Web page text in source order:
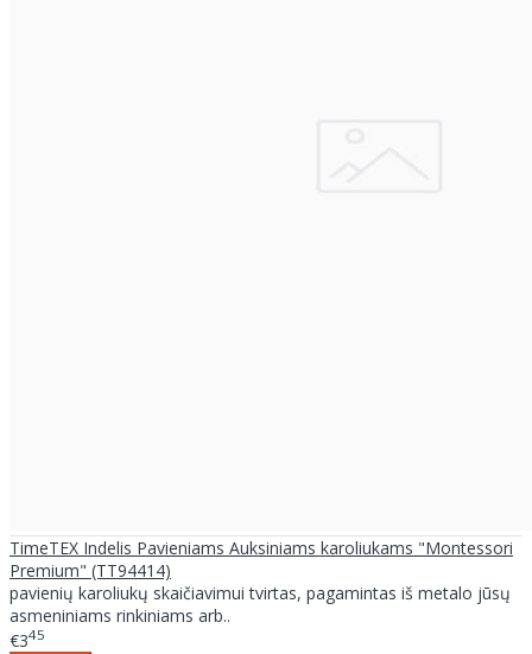
TimeTEX Indelis Pavieniams Auksiniams karoliukams "Montessori
Premium" (TT94414)
pavienių karoliukų skaičiavimui tvirtas, pagamintas iš metalo jūsų
asmeniniams rinkiniams arb..
€345